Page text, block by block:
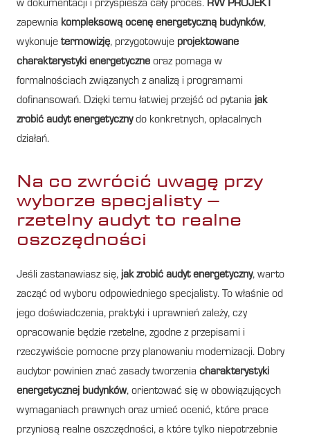
w dokumentacji i przyspiesza cały proces. RW PROJEKT
zapewnia kompleksową ocenę energetyczną budynków,
wykonuje termowizję, przygotowuje projektowane
charakterystyki energetyczne oraz pomaga w
formalnościach związanych z analizą i programami
dofinansowań. Dzięki temu łatwiej przejść od pytania jak
zrobić audyt energetycznydo konkretnych, opłacalnych
działań.
Na co zwrócić uwagę przy
wyborze specjalisty –
rzetelny audyt to realne
oszczędności
Jeśli zastanawiasz się, jak zrobić audyt energetyczny, warto
zacząć od wyboru odpowiedniego specjalisty. To właśnie od
jego doświadczenia, praktyki i uprawnień zależy, czy
opracowanie będzie rzetelne, zgodne z przepisami i
rzeczywiście pomocne przy planowaniu modernizacji. Dobry
audytor powinien znać zasady tworzenia charakterystyki
energetycznej budynków, orientować się w obowiązujących
wymaganiach prawnych oraz umieć ocenić, które prace
przyniosą realne oszczędności, a które tylko niepotrzebnie